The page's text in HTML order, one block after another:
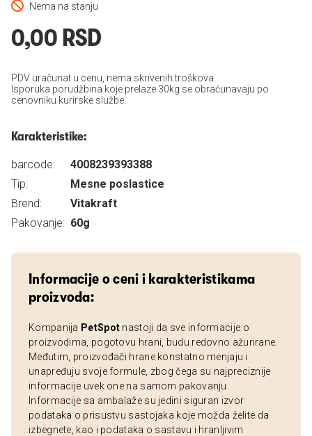
Nema na stanju
0,00 RSD
PDV uračunat u cenu, nema skrivenih troškova.
Isporuka porudžbina koje prelaze 30kg se obračunavaju po
cenovniku kurirske službe.
Karakteristike:
barcode:
4008239393388
Tip:
Mesne poslastice
Brend:
Vitakraft
Pakovanje: 60g
Informacije o ceni i karakteristikama
proizvoda:
Kompanija PetSpot nastoji da sve informacije o
proizvodima, pogotovu hrani, budu redovno ažurirane.
Međutim, proizvođači hrane konstatno menjaju i
unapređuju svoje formule, zbog čega su najpreciznije
informacije uvek one na samom pakovanju.
Informacije sa ambalaže su jedini siguran izvor
podataka o prisustvu sastojaka koje možda želite da
izbegnete, kao i podataka o sastavu i hranljivim